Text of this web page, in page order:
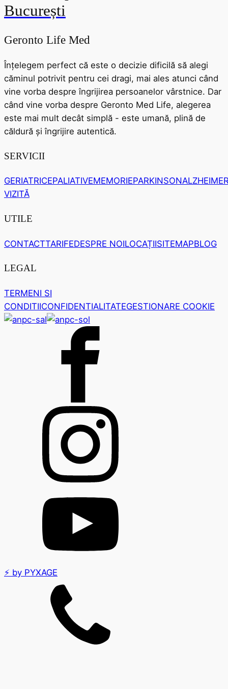
București
Geronto Life Med
Înțelegem perfect că este o decizie dificilă să alegi
căminul potrivit pentru cei dragi, mai ales atunci când
vine vorba despre îngrijirea persoanelor vârstnice. Dar
când vine vorba despre Geronto Med Life, alegerea
este mai mult decât simplă - este umană, plină de
căldură și îngrijire autentică.
SERVICII
GERIATRICEPALIATIVEMEMORIEPARKINSON
VIZITĂ
UTILE
CONTACTTARIFEDESPRE NOILOCAȚIISITEMAPBLOG
LEGAL
TERMENI SI
CONDITIICONFIDENTIALITATEGESTIONARE COOKIE
⚡ by PYXAGE